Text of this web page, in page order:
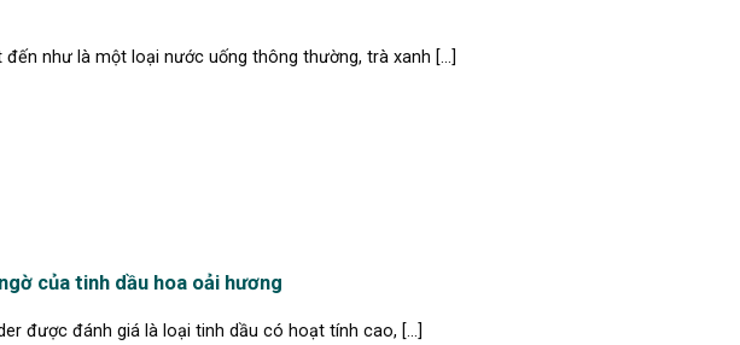
như là một loại nước uống thông thường, trà xanh [...]
của tinh dầu hoa oải hương
được đánh giá là loại tinh dầu có hoạt tính cao, [...]